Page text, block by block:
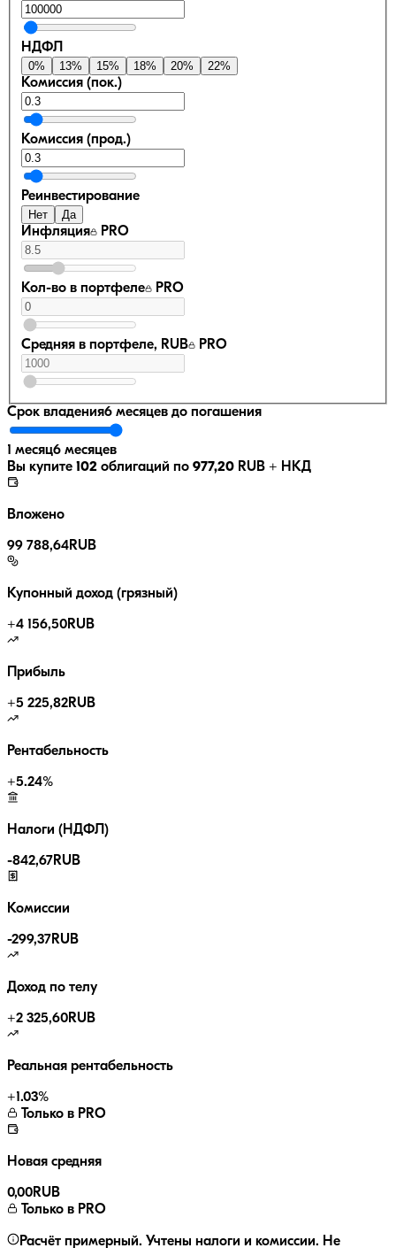
НДФЛ
0% 13% 15% 18% 20% 22%
Комиссия (пок.)
Комиссия (прод.)
Реинвестирование
Нет Да
Инфляция PRO
Кол-во в портфеле PRO
Средняя в портфеле, RUB PRO
Срок владения6 месяцев до погашения
1 месяц6 месяцев
Вы купите 102 облигаций по 977,20 RUB + НКД
Вложено
99 788,64RUB
Купонный доход (грязный)
+4 156,50RUB
Прибыль
+5 225,82RUB
Рентабельность
+5.24%
Налоги (НДФЛ)
-842,67RUB
Комиссии
-299,37RUB
Доход по телу
+2 325,60RUB
Реальная рентабельность
+1.03%
Только в PRO
Новая средняя
0,00RUB
Только в PRO
Расчёт примерный. Учтены налоги и комиссии. Не